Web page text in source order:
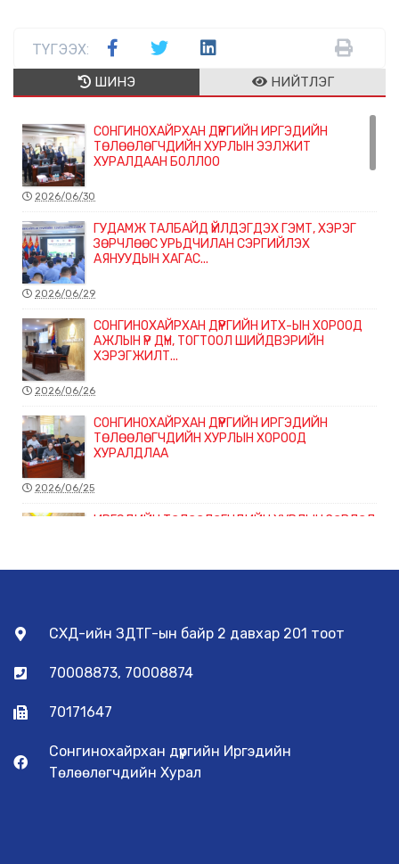
ТҮГЭЭХ:
ШИНЭ НИЙТЛЭГ
СОНГИНОХАЙРХАН ДҮҮРГИЙН ИРГЭДИЙН
ТӨЛӨӨЛӨГЧДИЙН ХУРЛЫН ЭЭЛЖИТ
ХУРАЛДААН БОЛЛОО
2026/06/30
ГУДАМЖ ТАЛБАЙД ҮЙЛДЭГДЭХ ГЭМТ, ХЭРЭГ
ЗӨРЧЛӨӨС УРЬДЧИЛАН СЭРГИЙЛЭХ
АЯНУУДЫН ХАГАС...
2026/06/29
СОНГИНОХАЙРХАН ДҮҮРГИЙН ИТХ-ЫН ХОРООД
АЖЛЫН ҮР ДҮН, ТОГТООЛ ШИЙДВЭРИЙН
ХЭРЭГЖИЛТ...
2026/06/26
СОНГИНОХАЙРХАН ДҮҮРГИЙН ИРГЭДИЙН
ТӨЛӨӨЛӨГЧДИЙН ХУРЛЫН ХОРООД
ХУРАЛДЛАА
2026/06/25
ИРГЭДИЙН ТӨЛӨӨЛӨГЧДИЙН ХУРЛЫН ЗӨВЛӨЛ
ТӨСЛҮҮДИЙН ХЭРЭГЖИЛТЭД ХЯНАЛТ ТАВИХ
ГАМШГИЙН ЭРСДЭЛИЙГ БУУРУУЛАХ
ХУРАЛДЛАА
2026/06/05
СХД-ийн ЗДТГ-ын байр 2 давхар 201 тоот
70008873, 70008874
70171647
Сонгинохайрхан дүүргийн Иргэдийн
Төлөөлөгчдийн Хурал